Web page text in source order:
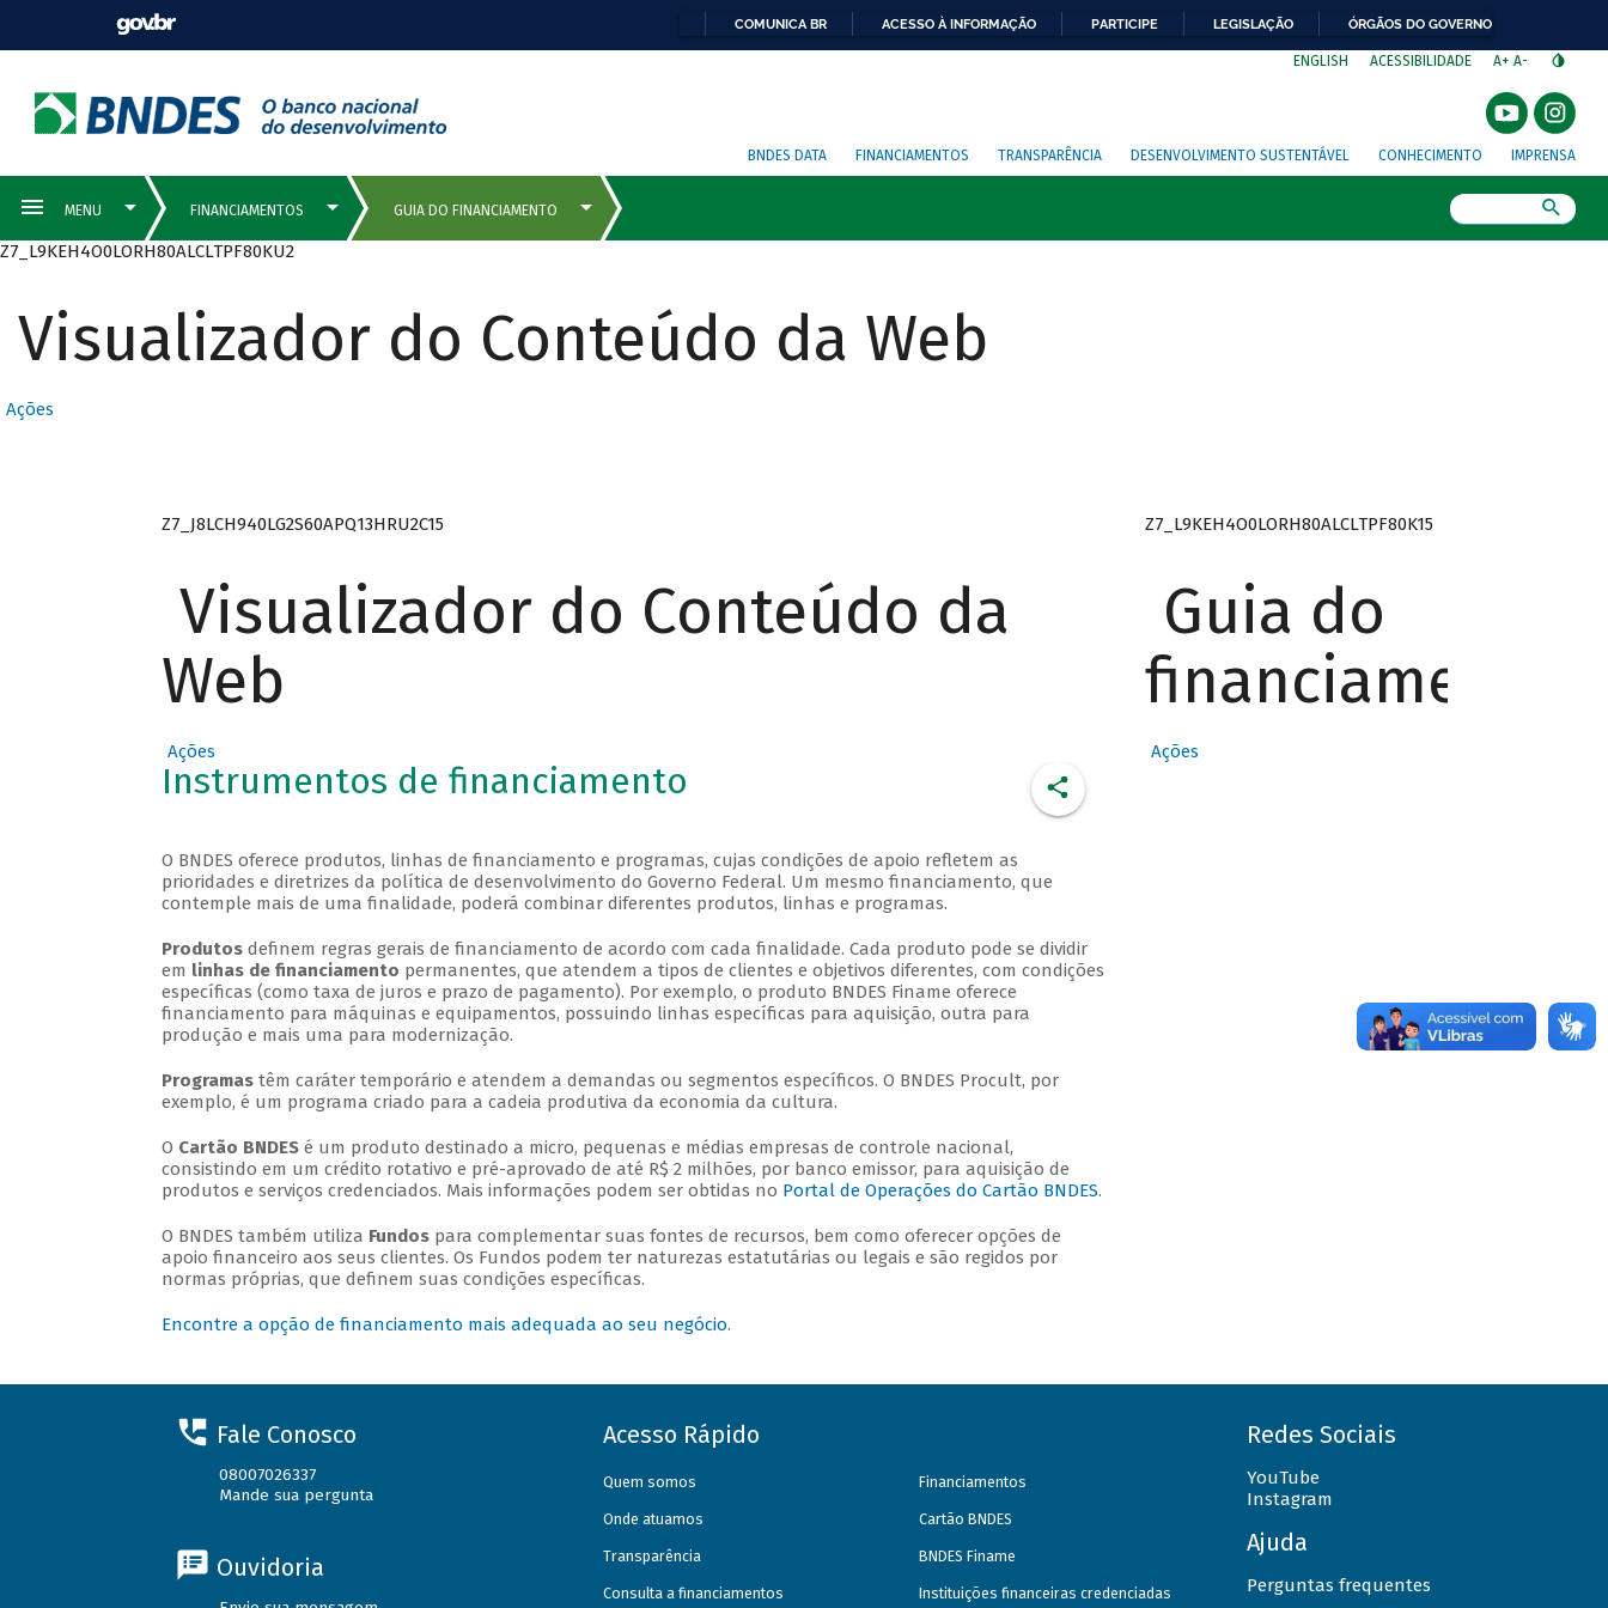
COMUNICA BR ACESSO À INFORMAÇÃO PARTICIPE LEGISLAÇÃO ÓRGÃOS DO GOVERNO
ENGLISH ACESSIBILIDADE A+ A-
BNDES DATA FINANCIAMENTOS TRANSPARÊNCIA DESENVOLVIMENTO SUSTENTÁVEL CONHECIMENTO IMPRENSA
Z7_L9KEH4O0LORH80ALCLTPF80KU2
Visualizador do Conteúdo da Web
Ações
Z7_J8LCH940LG2S60APQ13HRU2C15
Visualizador do Conteúdo da
Web
Ações
Instrumentos de financiamento
O BNDES oferece produtos, linhas de financiamento e programas, cujas condições de apoio refletem as
prioridades e diretrizes da política de desenvolvimento do Governo Federal. Um mesmo financiamento, que
contemple mais de uma finalidade, poderá combinar diferentes produtos, linhas e programas.
Produtosdefinem regras gerais de financiamento de acordo com cada finalidade. Cada produto pode se dividir
em linhas de financiamento permanentes, que atendem a tipos de clientes e objetivos diferentes, com condições
específicas (como taxa de juros e prazo de pagamento). Por exemplo, o produto BNDES Finame oferece
financiamento para máquinas e equipamentos, possuindo linhas específicas para aquisição, outra para
produção e mais uma para modernização.
Programas têm caráter temporário e atendem a demandas ou segmentos específicos. O BNDES Procult, por
exemplo, é um programa criado para a cadeia produtiva da economia da cultura.
O Cartão BNDESé um produto destinado a micro, pequenas e médias empresas de controle nacional,
consistindo em um crédito rotativo e pré-aprovado de até R$ 2 milhões, por banco emissor, para aquisição de
produtos e serviços credenciados. Mais informações podem ser obtidas no Portal de Operações do Cartão BNDES.
O BNDES também utiliza Fundospara complementar suas fontes de recursos, bem como oferecer opções de
apoio financeiro aos seus clientes. Os Fundos podem ter naturezas estatutárias ou legais e são regidos por
normas próprias, que definem suas condições específicas.
Encontre a opção de financiamento mais adequada ao seu negócio.
Z7_L9KEH4O0LORH80ALCLTPF80K15
Guia do
financiamento
Ações
Fale Conosco
08007026337
Mande sua pergunta
Ouvidoria
Acesso Rápido
Quem somos
Onde atuamos
Transparência
Consulta a financiamentos
Financiamentos
Cartão BNDES
BNDES Finame
Instituições financeiras credenciadas
Redes Sociais
YouTube
Instagram
Ajuda
Perguntas frequentes